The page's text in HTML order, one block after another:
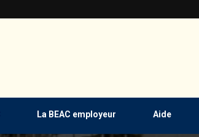
La BEAC employeur Aide